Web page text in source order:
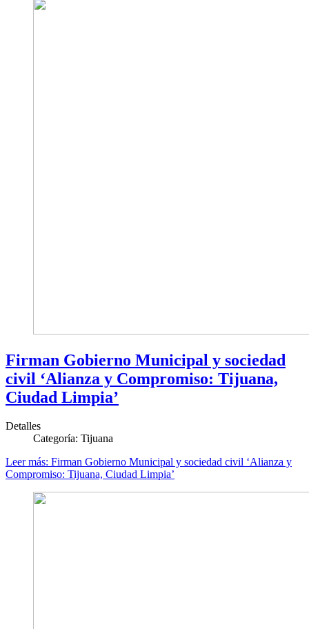
Firman Gobierno Municipal y sociedad
civil ‘Alianza y Compromiso: Tijuana,
Ciudad Limpia’
Detalles
Categoría: Tijuana
Leer más: Firman Gobierno Municipal y sociedad civil ‘Alianza y
Compromiso: Tijuana, Ciudad Limpia’